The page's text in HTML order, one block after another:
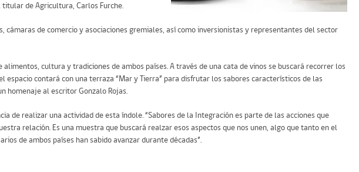
titular de Agricultura, Carlos Furche.
de comercio y asociaciones gremiales, así como inversionistas y representantes del sector
cultura y tradiciones de ambos países. A través de una cata de vinos se buscará recorrer los
espacio contará con una terraza “Mar y Tierra” para disfrutar los sabores característicos de las
homenaje al escritor Gonzalo Rojas.
de realizar una actividad de esta índole. “Sabores de la Integración es parte de las acciones que
relación. Es una muestra que buscará realzar esos aspectos que nos unen, algo que tanto en el
de ambos países han sabido avanzar durante décadas”.